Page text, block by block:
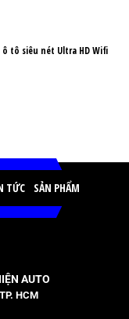
tô siêu nét Ultra HD Wifi
TỨC SẢN PHẨM
AUTO
HCM